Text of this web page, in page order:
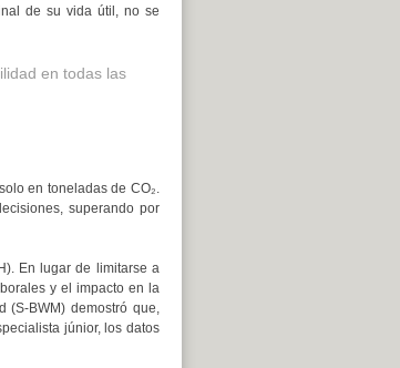
de su vida útil, no se
en todas las
en toneladas de CO₂.
superando por
En lugar de limitarse a
y el impacto en la
BWM) demostró que,
júnior, los datos